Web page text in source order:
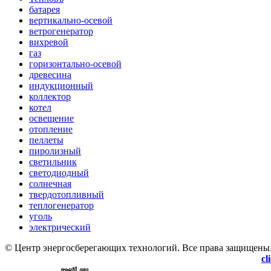
батарея
вертикально-осевой
ветрогенератор
вихревой
газ
горизонтально-осевой
древесина
индукционный
коллектор
котел
освещение
отопление
пеллеты
пиролизный
светильник
светодиодный
солнечная
твердотопливный
теплогенератор
уголь
электрический
© Центр энергосберегающих технологий. Все права защищены.